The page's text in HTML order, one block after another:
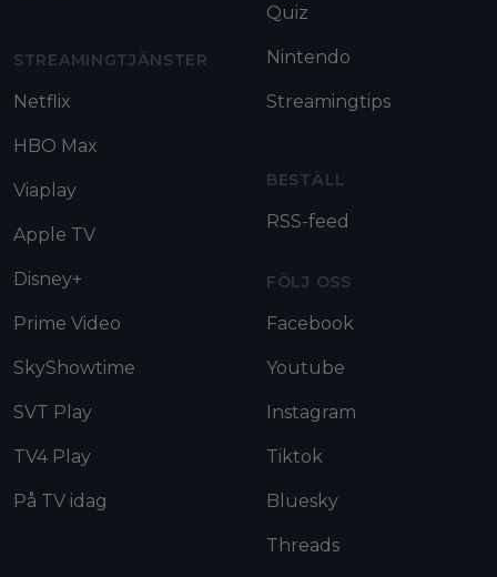
STREAMINGTJÄNSTER
Netflix
HBO Max
Viaplay
Apple TV
Disney+
Prime Video
SkyShowtime
SVT Play
TV4 Play
På TV idag
Quiz
Nintendo
Streamingtips
BESTÄLL
RSS-feed
FÖLJ OSS
Facebook
Youtube
Instagram
Tiktok
Bluesky
Threads